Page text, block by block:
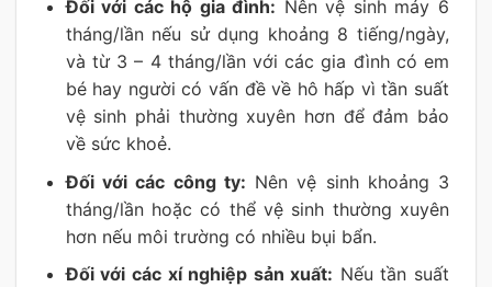
Đối với các hộ gia đình: Nên vệ sinh máy 6
tháng/lần nếu sử dụng khoảng 8 tiếng/ngày,
và từ 3 – 4 tháng/lần với các gia đình có em
bé hay người có vấn đề về hô hấp vì tần suất
vệ sinh phải thường xuyên hơn để đảm bảo
về sức khoẻ.
Đối với các công ty: Nên vệ sinh khoảng 3
tháng/lần hoặc có thể vệ sinh thường xuyên
hơn nếu môi trường có nhiều bụi bẩn.
Đối với các xí nghiệp sản xuất: Nếu tần suất